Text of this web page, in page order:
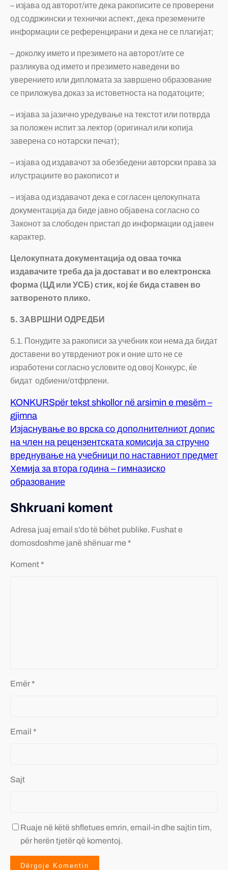
– изјава од авторот/ите дека ракописите се проверени
од содржински и технички аспект, дека преземените
информации се референцирани и дека не се плагијат;
– доколку името и презимето на авторот/ите се
разликува од името и презимето наведени во
уверението или дипломата за завршено образование
се приложува доказ за истоветноста на податоците;
– изјава за јазично уредување на текстот или потврда
за положен испит за лектор (оригинал или копија
заверена со нотарски печат);
– изјава од издавачот за обезбедени авторски права за
илустрациите во ракописот и
– изјава од издавачот дека е согласен целокупната
документација да биде јавно објавена согласно со
Законот за слободен пристап до информации од јавен
карактер.
Целокупната документација од оваа точка
издавачите треба да ја достават и во електронска
форма (ЦД или УСБ) стик, кој ќе бида ставен во
затвореното плико.
5. ЗАВРШНИ ОДРЕДБИ
5.1. Понудите за ракописи за учебник кои нема да бидат
доставени во утврдениот рок и оние што не се
изработени согласно условите од овој Конкурс, ќе
бидат одбиени/отфрлени.
KONKURSpër tekst shkollor në arsimin e mesëm –
gjimna
Изјаснување во врска со дополнителниот допис
на член на рецензентската комисија за стручно
вреднување на учебници по наставниот предмет
Хемија за втора година – гимназиско
образование
Shkruani koment
Adresa juaj email s’do të bëhet publike. Fushat e
domosdoshme janë shënuar me *
Koment *
Emër *
Email *
Sajt
Ruaje në këtë shfletues emrin, email-in dhe sajtin tim,
për herën tjetër që komentoj.